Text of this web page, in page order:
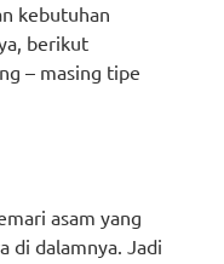
kebutuhan
berikut
– masing tipe
asam yang
di dalamnya. Jadi